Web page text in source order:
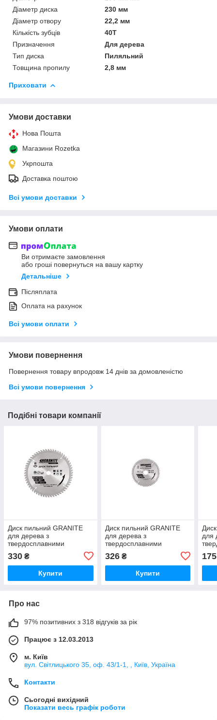
Діаметр диска
230 мм
Діаметр отвору
22,2 мм
Кількість зубців
40T
Призначення
Для дерева
Тип диска
Пиляльний
Товщина пропилу
2,8 мм
Приховати
Умови доставки
Нова Пошта
Магазини Rozetka
Укрпошта
Доставка поштою
Всі умови доставки
Умови оплати
Ви отримаєте замовлення
або гроші повернуться на вашу картку
Детальніше
Післяплата
Оплата на рахунок
Всі умови оплати
Умови повернення
Повернення товару впродовж 14 днів за домовленістю
Всі умови повернення
Подібні товари компанії
Диск пильний GRANITE
для дерева з
твердосплавними
8000 об/хв
330 ₴
Купити
Диск пильний GRANITE
для дерева з
твердосплавними
8000 об/хв
326₴
Купити
для
хв
175
Про нас
97% позитивних з 318 відгуків за рік
Працює з 12.03.2013
м. Київ
вул. Світлицького 35, оф. 43/1-1, , Київ, Україна
Контакти
Сьогодні вихідний
Показати весь графік роботи